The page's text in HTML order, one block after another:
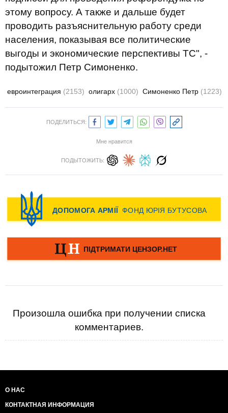
этому вопросу. А также и дальше будет
проводить разъяснительную работу среди
населения, показывая все политические
выгоды и экономические перспективы ТС", -
подытожил Петр Симоненко.
евроинтеграция (2153) олигарх (1000) Симоненко Петр (1223)
ПОДЕЛИТЬСЯ:
Мне нравится
ПОДЫТОЖИТЬ:
Произошла ошибка при получении списка
комментариев.
О НАС
КОНТАКТНАЯ ИНФОРМАЦИЯ